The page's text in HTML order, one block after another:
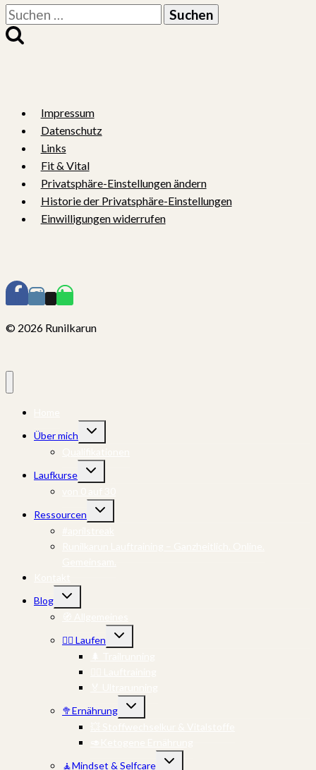
Suchen
nach:
Impressum
Datenschutz
Links
Fit & Vital
Privatsphäre-Einstellungen ändern
Historie der Privatsphäre-Einstellungen
Einwilligungen widerrufen
© 2026 Runilkarun
Über mich
Untermenü
Laufkurse
Untermenü
Ressourcen
Untermenü
Blog
Untermenü
🏃‍♀️ Laufen
Untermenü
🥦Ernährung
Untermenü
🧘Mindset & Selfcare
Untermenü